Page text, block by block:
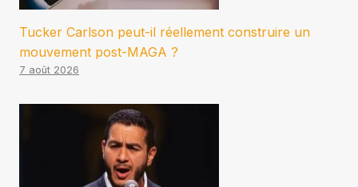
Tucker Carlson peut-il réellement construire un
mouvement post-MAGA ?
7 août 2026